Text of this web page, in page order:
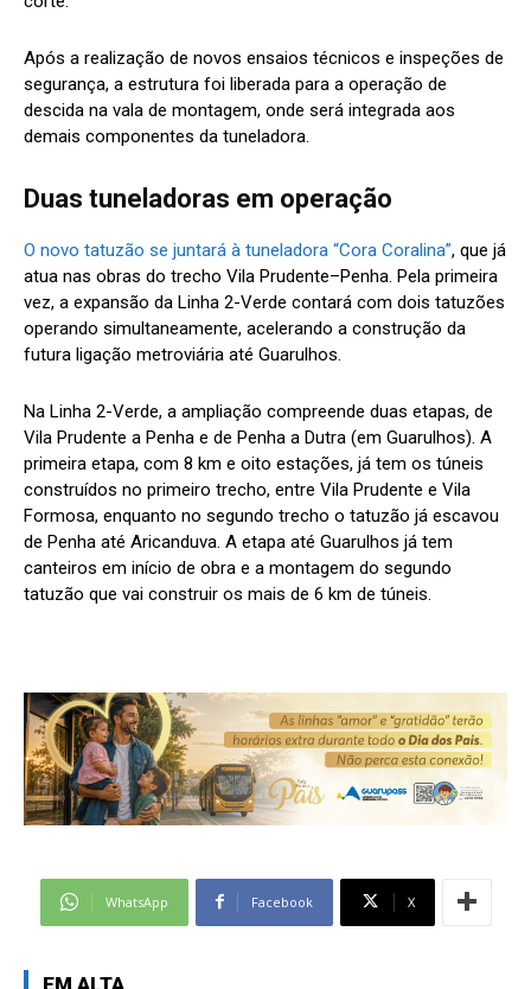
Após a realização de novos ensaios técnicos e inspeções de
segurança, a estrutura foi liberada para a operação de
descida na vala de montagem, onde será integrada aos
demais componentes da tuneladora.
Duas tuneladoras em operação
O novo tatuzão se juntará à tuneladora “Cora Coralina”, que já
atua nas obras do trecho Vila Prudente–Penha. Pela primeira
vez, a expansão da Linha 2-Verde contará com dois tatuzões
operando simultaneamente, acelerando a construção da
futura ligação metroviária até Guarulhos.
Na Linha 2-Verde, a ampliação compreende duas etapas, de
Vila Prudente a Penha e de Penha a Dutra (em Guarulhos). A
primeira etapa, com 8 km e oito estações, já tem os túneis
construídos no primeiro trecho, entre Vila Prudente e Vila
Formosa, enquanto no segundo trecho o tatuzão já escavou
de Penha até Aricanduva. A etapa até Guarulhos já tem
canteiros em início de obra e a montagem do segundo
tatuzão que vai construir os mais de 6 km de túneis.
WhatsApp Facebook X
EM ALTA